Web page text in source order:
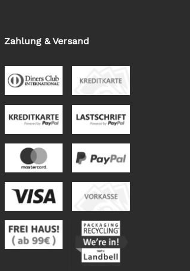
Zahlung & Versand